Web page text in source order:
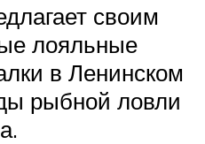
своим
лояльные
в Ленинском
рыбной ловли